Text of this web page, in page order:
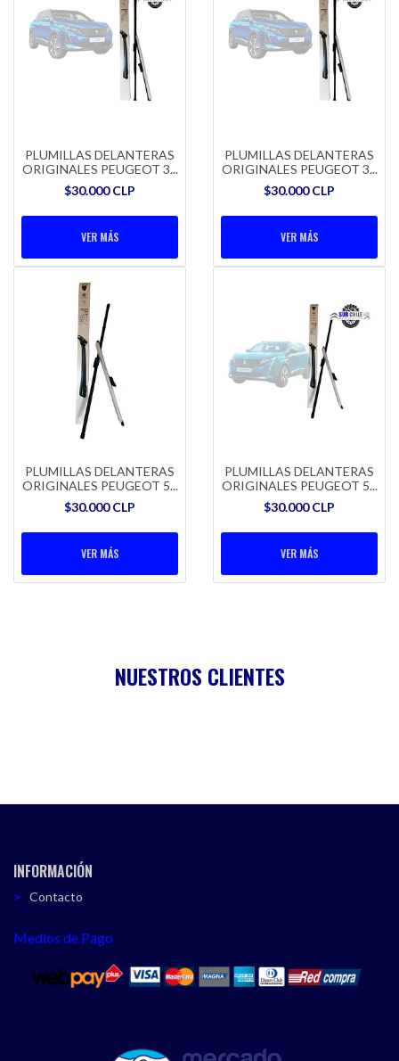
PLUMILLAS DELANTERAS
ORIGINALES PEUGEOT 3...
$30.000 CLP
VER MÁS
PLUMILLAS DELANTERAS
ORIGINALES PEUGEOT 3...
$30.000 CLP
VER MÁS
PLUMILLAS DELANTERAS
ORIGINALES PEUGEOT 5...
$30.000 CLP
VER MÁS
PLUMILLAS DELANTERAS
ORIGINALES PEUGEOT 5...
$30.000 CLP
VER MÁS
NUESTROS CLIENTES
INFORMACIÓN
Contacto
Medios de Pago